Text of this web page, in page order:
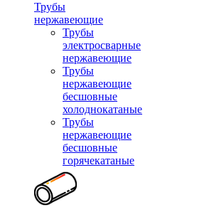
Трубы
нержавеющие
Трубы
электросварные
нержавеющие
Трубы
нержавеющие
бесшовные
холоднокатаные
Трубы
нержавеющие
бесшовные
горячекатаные